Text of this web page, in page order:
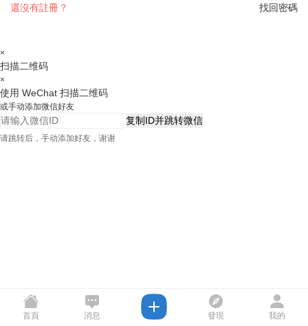
找回密碼
還沒有註冊？
×
扫描二维码
×
使用 WeChat 扫描二维码
或手动添加微信好友
复制ID并跳转微信
请跳转后，手动添加好友，谢谢
首頁 消息 發現 我的